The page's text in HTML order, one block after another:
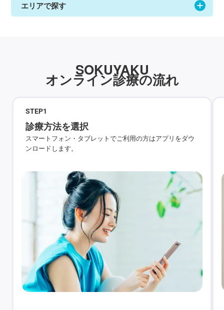
エリアで探す
SOKUYAKU
オンライン診療の流れ
STEP1
診療方法を選択
スマートフォン・タブレットでご利用の方はアプリをダウ
ンロードします。